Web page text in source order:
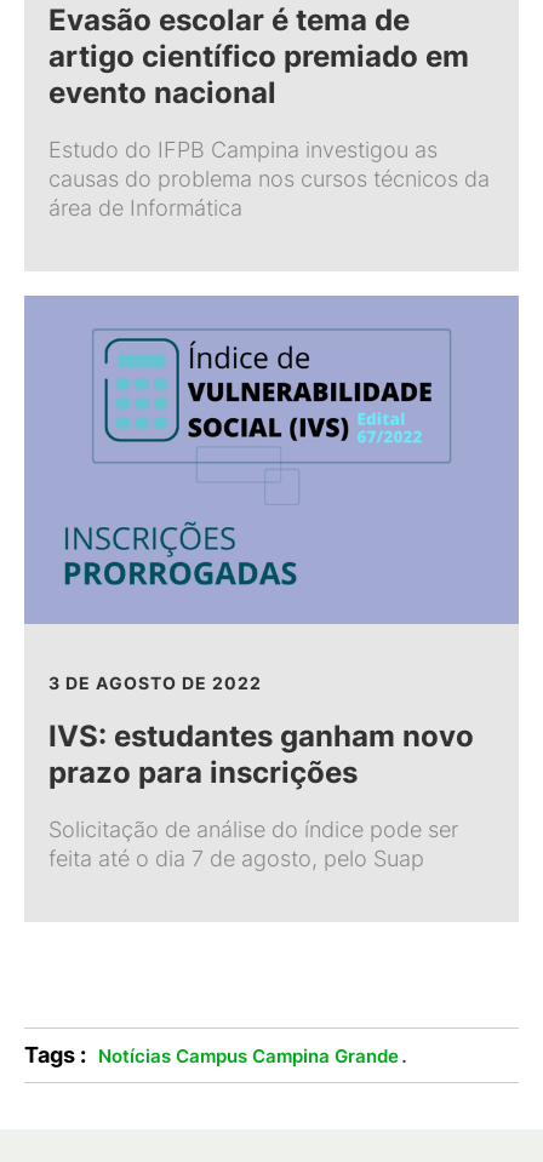
Evasão escolar é tema de
artigo científico premiado em
evento nacional
Estudo do IFPB Campina investigou as
causas do problema nos cursos técnicos da
área de Informática
3 DE AGOSTO DE 2022
IVS: estudantes ganham novo
prazo para inscrições
Solicitação de análise do índice pode ser
feita até o dia 7 de agosto, pelo Suap
Tags : Notícias Campus Campina Grande.